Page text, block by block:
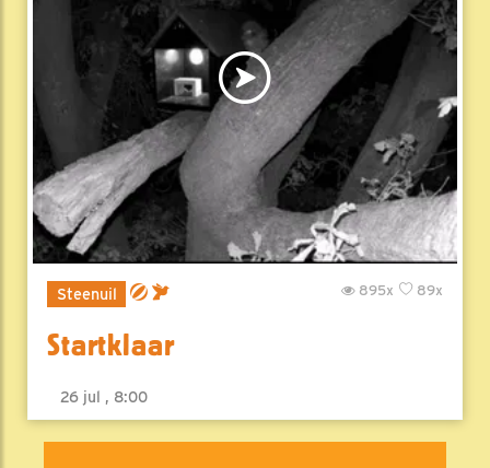
Steenuil 89x
895x
Startklaar
26 jul , 8:00